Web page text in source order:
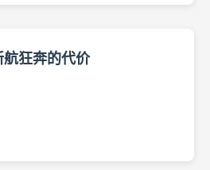
狂奔的代价